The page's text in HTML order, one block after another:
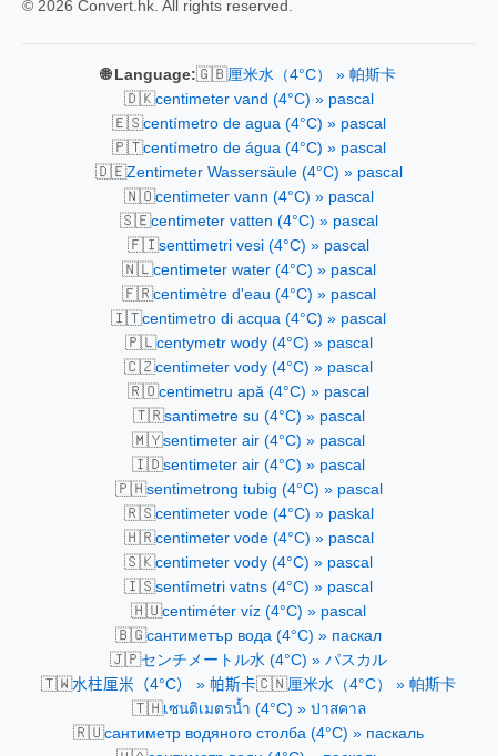
© 2026 Convert.hk. All rights reserved.
🌐 Language:🇬🇧厘米水（4°C） » 帕斯卡
🇩🇰centimeter vand (4°C) » pascal
🇪🇸centímetro de agua (4°C) » pascal
🇵🇹centímetro de água (4°C) » pascal
🇩🇪Zentimeter Wassersäule (4°C) » pascal
🇳🇴centimeter vann (4°C) » pascal
🇸🇪centimeter vatten (4°C) » pascal
🇫🇮senttimetri vesi (4°C) » pascal
🇳🇱centimeter water (4°C) » pascal
🇫🇷centimètre d'eau (4°C) » pascal
🇮🇹centimetro di acqua (4°C) » pascal
🇵🇱centymetr wody (4°C) » pascal
🇨🇿centimeter vody (4°C) » pascal
🇷🇴centimetru apă (4°C) » pascal
🇹🇷santimetre su (4°C) » pascal
🇲🇾sentimeter air (4°C) » pascal
🇮🇩sentimeter air (4°C) » pascal
🇵🇭sentimetrong tubig (4°C) » pascal
🇷🇸centimeter vode (4°C) » paskal
🇭🇷centimeter vode (4°C) » pascal
🇸🇰centimeter vody (4°C) » pascal
🇮🇸sentímetri vatns (4°C) » pascal
🇭🇺centiméter víz (4°C) » pascal
🇧🇬сантиметър вода (4°C) » паскал
🇯🇵センチメートル水 (4°C) » パスカル
🇹🇼水柱厘米（4°C） » 帕斯卡🇨🇳厘米水（4°C） » 帕斯卡
🇹🇭เซนติเมตรน้ำ (4°C) » ปาสคาล
🇷🇺сантиметр водяного столба (4°C) » паскаль